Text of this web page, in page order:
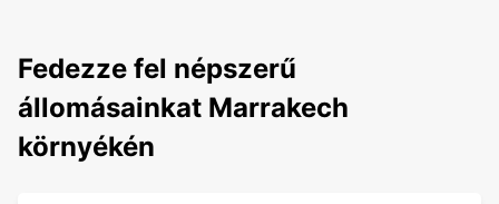
Fedezze fel népszerű
állomásainkat Marrakech
környékén